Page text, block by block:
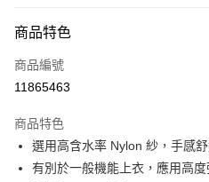
Apple Pay
街口支付
Google Pay
全盈+PAY
商品特色
商品編號
11865463
商品特色
選用高含水率 Nylon 紗，手感
有別於一般機能上衣，應用高